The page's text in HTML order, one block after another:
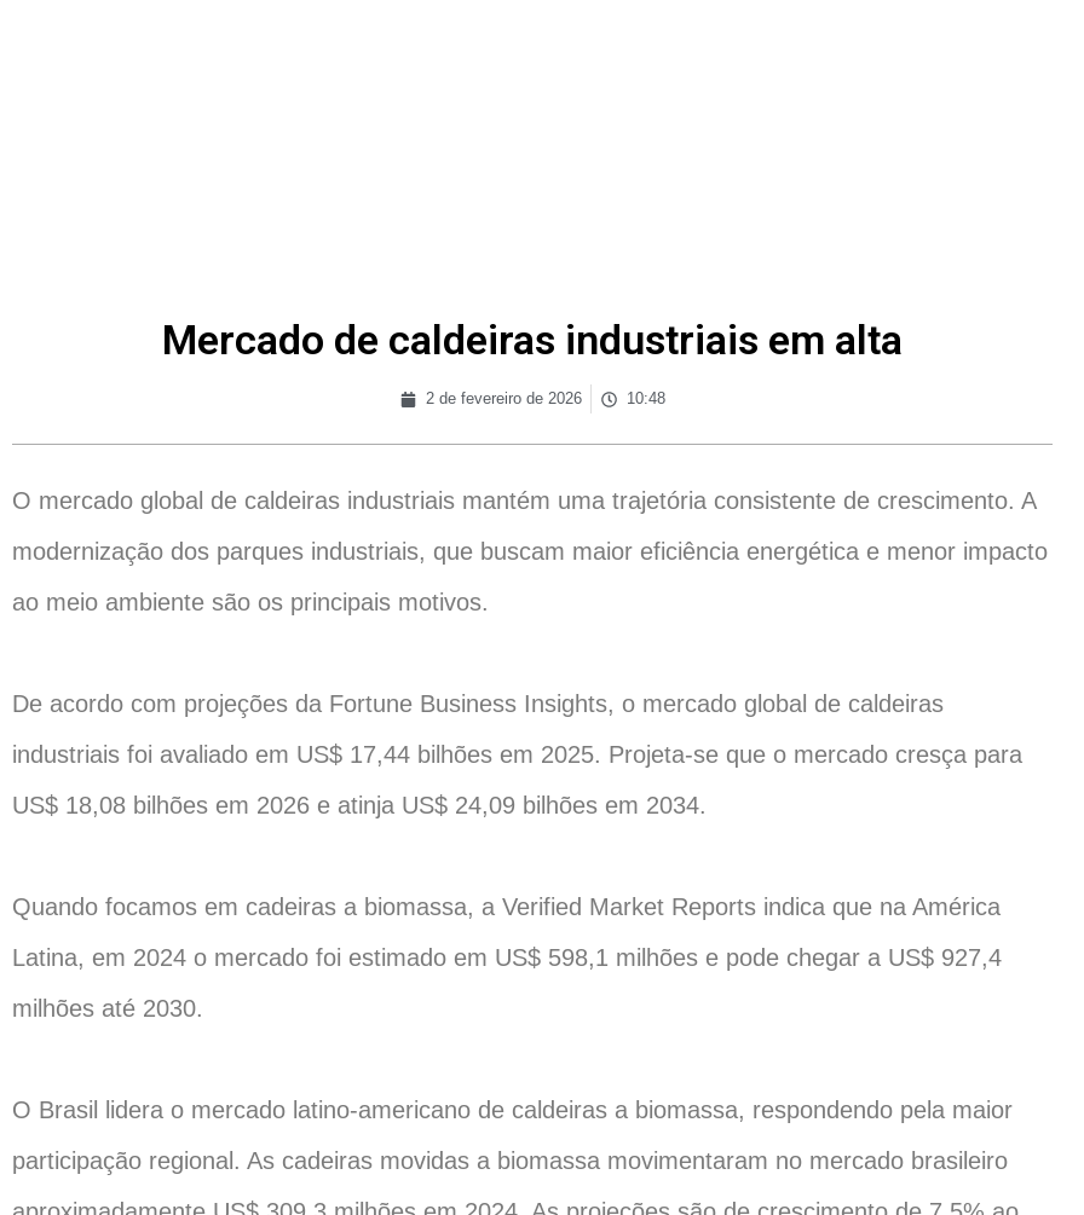
Mercado de caldeiras industriais em alta
2 de fevereiro de 2026 10:48
O mercado global de caldeiras industriais mantém uma trajetória consistente de crescimento. A
modernização dos parques industriais, que buscam maior eficiência energética e menor impacto
ao meio ambiente são os principais motivos.
De acordo com projeções da Fortune Business Insights, o mercado global de caldeiras
industriais foi avaliado em US$ 17,44 bilhões em 2025. Projeta-se que o mercado cresça para
US$ 18,08 bilhões em 2026 e atinja US$ 24,09 bilhões em 2034.
Quando focamos em cadeiras a biomassa, a Verified Market Reports indica que na América
Latina, em 2024 o mercado foi estimado em US$ 598,1 milhões e pode chegar a US$ 927,4
milhões até 2030.
O Brasil lidera o mercado latino-americano de caldeiras a biomassa, respondendo pela maior
participação regional. As cadeiras movidas a biomassa movimentaram no mercado brasileiro